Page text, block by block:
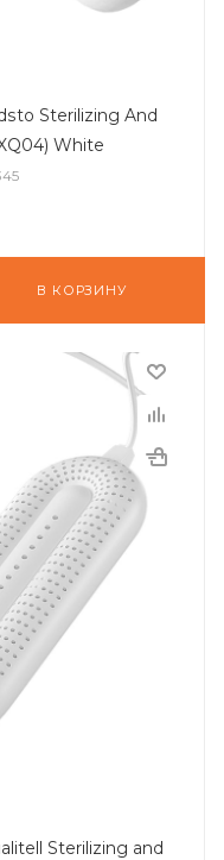
Sterilizing And
White
В КОРЗИНУ
Sterilizing and